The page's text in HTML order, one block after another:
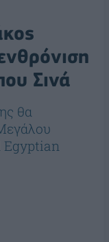
Σινά
θα
Egyptian